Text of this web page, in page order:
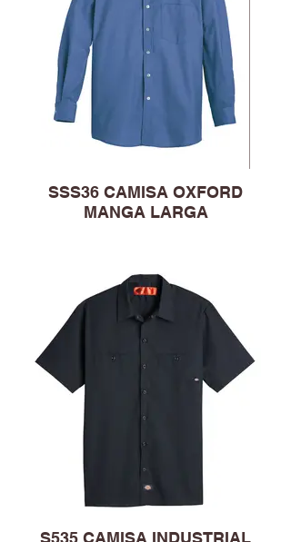
SSS36 CAMISA OXFORD
MANGA LARGA
S535 CAMISA INDUSTRIAL